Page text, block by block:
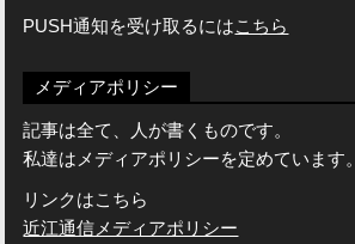
PUSH通知を受け取るにはこちら
メディアポリシー
記事は全て、人が書くものです。
私達はメディアポリシーを定めています。
リンクはこちら
近江通信メディアポリシー